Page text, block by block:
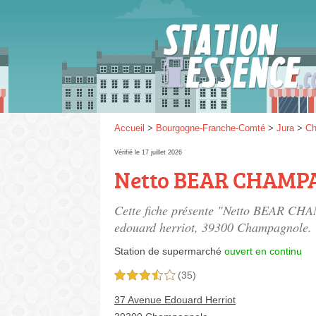
Accueil > Bourgogne-Franche-Comté > Jura>
Vérifié le 17 juillet 2026
Netto BEAR
Cette fiche présente "Netto BEAR
edouard herriot, 39300 Champagnole.
Station de supermarché ouvert en continu
3,5 étoiles sur 5 (35)
37 Avenue Edouard Herriot
SP
SP